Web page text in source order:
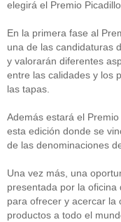
elegirá el Premio
En la primera fase al
una de las candidaturas
y valorarán diferentes
entre las calidades y los
las tapas.
Además estará el
esta edición donde se
de las denominaciones
Una vez más, una
presentada por la oficina
para ofrecer y acercar la
productos a todo el